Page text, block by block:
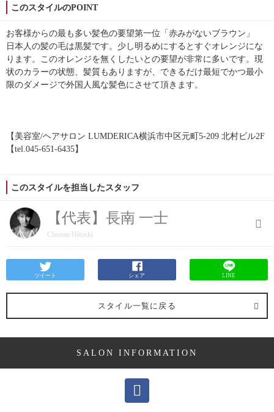
このスタイルのPOINT
お客様からの最も多い髪色の要望第一位「赤みがないブラウン」
日本人の髪の毛は黒髪です。少し明るめにするとすぐオレンジにな
ります。このオレンジを無くしたいとの要望が非常に多いです。現
状のカラーの状態、髪質もありますが、できるだけ最短でかつ最小
限のダメージで外国人風な髪色にさせて頂きます。
【美容室/ヘアサロン LUMDERICA横浜市中区元町5-209 北村ビル2F
【tel.045-651-6435】
このスタイルを担当したスタッフ
【代表】長南 一士
Chonan Hitoshi
ツイート シェア LINE
スタイル一覧に戻る
SALON INFORMATION